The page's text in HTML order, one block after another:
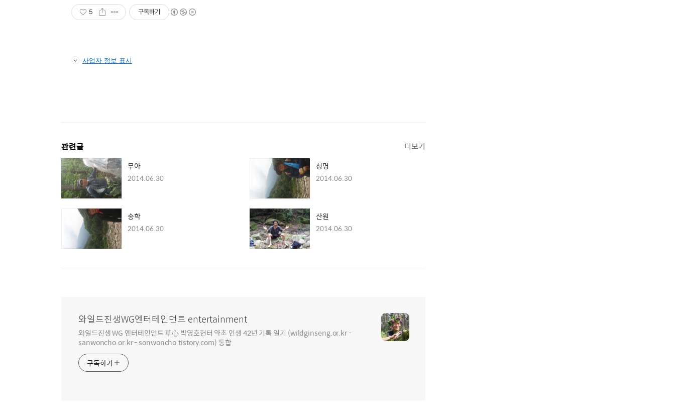
5 구독하기
사업자 정보 표시
관련글 더보기
무아
2014.06.30
청명
2014.06.30
송학
2014.06.30
산원
2014.06.30
와일드진생WG엔터테인먼트 entertainment
와일드진생 WG 엔터테인먼트 草心 박영호헌터 약초 인생 42년 기록 일기 (wildginseng.or.kr -
sanwoncho.or.kr - sonwoncho.tistory.com) 통합
구독하기